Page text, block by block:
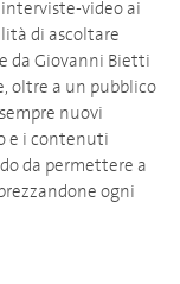
video ai
di ascoltare
da Giovanni Bietti
oltre a un pubblico
nuovi
e i contenuti
da permettere a
ogni